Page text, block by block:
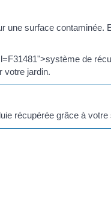
une surface contaminée.
de
votre jardin.
récupérée grâce à